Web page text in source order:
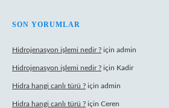
SON YORUMLAR
Hidrojenasyon işlemi nedir ? için admin
Hidrojenasyon işlemi nedir ? için Kadir
Hidra hangi canlı türü ? için admin
Hidra hangi canlı türü ? için Ceren